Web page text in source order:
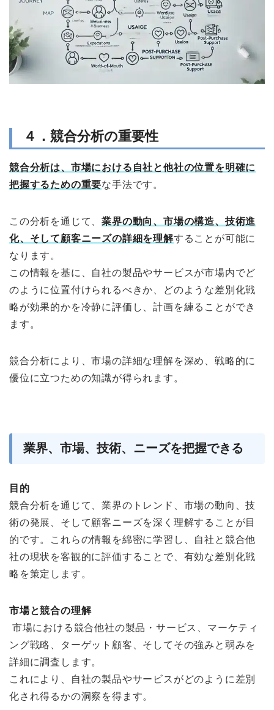
４．競合分析の重要性
競合分析は、市場における自社と他社の位置を明確に
把握するための重要な手法です。
この分析を通じて、業界の動向、市場の構造、技術進
化、そして顧客ニーズの詳細を理解することが可能に
なります。
この情報を基に、自社の製品やサービスが市場内でど
のように位置付けられるべきか、どのような差別化戦
略が効果的かを冷静に評価し、計画を練ることができ
ます。
競合分析により、市場の詳細な理解を深め、戦略的に
優位に立つための知識が得られます。
業界、市場、技術、ニーズを把握できる
目的
競合分析を通じて、業界のトレンド、市場の動向、技
術の発展、そして顧客ニーズを深く理解することが目
的です。これらの情報を綿密に学習し、自社と競合他
社の現状を客観的に評価することで、有効な差別化戦
略を策定します。
市場と競合の理解
市場における競合他社の製品・サービス、マーケティ
ング戦略、ターゲット顧客、そしてその強みと弱みを
詳細に調査します。
これにより、自社の製品やサービスがどのように差別
化され得るかの洞察を得ます。